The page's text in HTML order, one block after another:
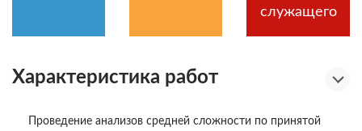
служащего
Характеристика работ
Проведение анализов средней сложности по принятой